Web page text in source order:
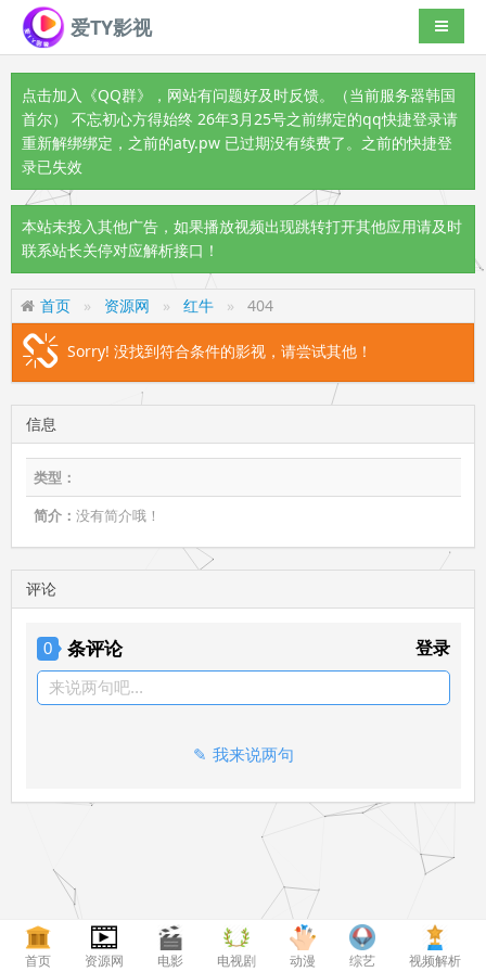
爱TY影视 导航切
点击加入《QQ群》
，网站有问题好及时反馈。（当前服务器韩国
首尔） 不忘初心方得始终 26年3月25号之前绑定的qq快捷登录请
重新解绑绑定，之前的aty.pw 已过期没有续费了。之前的快捷登
录已失效
本站未投入其他广告，如果播放视频出现跳转打开其他应用请及时
联系站长关停对应解析接口！
首页 资源网 红牛 404
Sorry! 没找到符合条件的影视，请尝试其他！
信息
类型：
简介： 没有简介哦！
评论
0 条评论 登录
来说两句吧...
我来说两句
首页 资源网 电影 电视剧 动漫 综艺 视频解析